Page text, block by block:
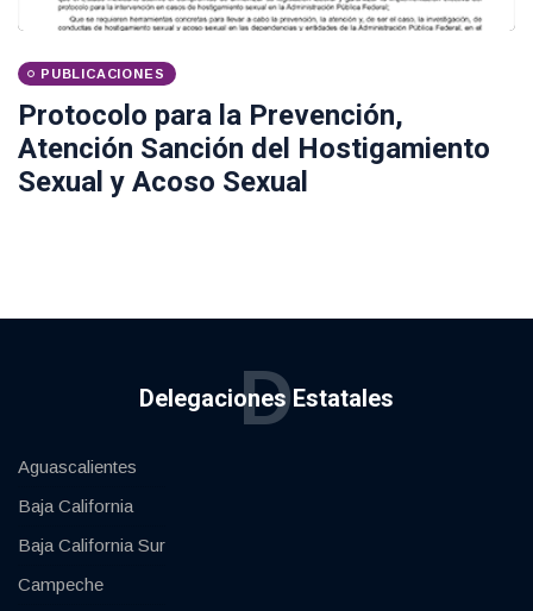
PUBLICACIONES
Protocolo para la Prevención,
Atención Sanción del Hostigamiento
Sexual y Acoso Sexual
Delegaciones Estatales
D
Aguascalientes
Baja California
Baja California Sur
Campeche